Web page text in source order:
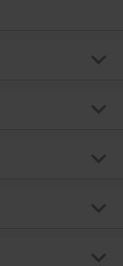
Terror, Bandas,
del producto